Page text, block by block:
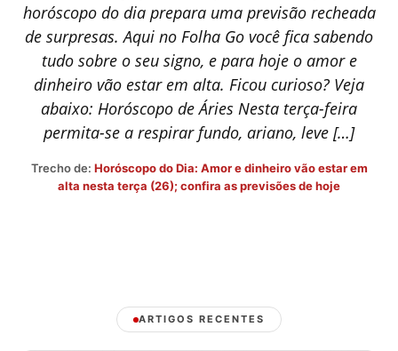
horóscopo do dia prepara uma previsão recheada
de surpresas. Aqui no Folha Go você fica sabendo
tudo sobre o seu signo, e para hoje o amor e
dinheiro vão estar em alta. Ficou curioso? Veja
abaixo: Horóscopo de Áries Nesta terça-feira
permita-se a respirar fundo, ariano, leve […]
Trecho de: Horóscopo do Dia: Amor e dinheiro vão estar em
alta nesta terça (26); confira as previsões de hoje
ARTIGOS RECENTES